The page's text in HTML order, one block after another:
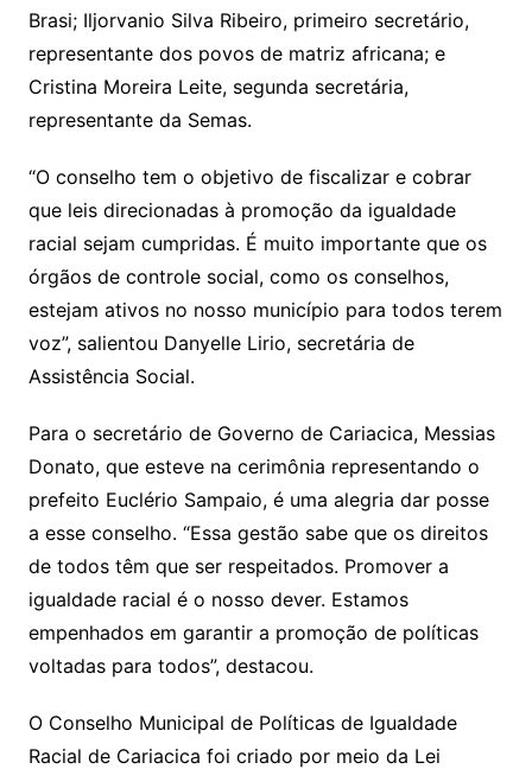
Brasi; Iljorvanio Silva Ribeiro, primeiro secretário,
representante dos povos de matriz africana; e
Cristina Moreira Leite, segunda secretária,
representante da Semas.
“O conselho tem o objetivo de fiscalizar e cobrar
que leis direcionadas à promoção da igualdade
racial sejam cumpridas. É muito importante que os
órgãos de controle social, como os conselhos,
estejam ativos no nosso município para todos terem
voz”, salientou Danyelle Lirio, secretária de
Assistência Social.
Para o secretário de Governo de Cariacica, Messias
Donato, que esteve na cerimônia representando o
prefeito Euclério Sampaio, é uma alegria dar posse
a esse conselho. “Essa gestão sabe que os direitos
de todos têm que ser respeitados. Promover a
igualdade racial é o nosso dever. Estamos
empenhados em garantir a promoção de políticas
voltadas para todos”, destacou.
O Conselho Municipal de Políticas de Igualdade
Racial de Cariacica foi criado por meio da Lei